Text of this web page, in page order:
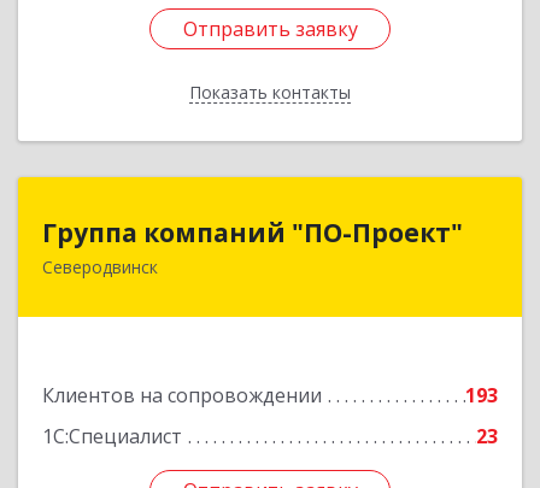
Отправить заявку
Показать контакты
Отправить заявку
Назад
Группа компаний "ПО-Проект"
Северодвинск
Клиентов на сопровождении
193
1С:Специалист
23
Группа компаний "ПО-Проект"
164500, Архангельская обл, Северодвинск г,